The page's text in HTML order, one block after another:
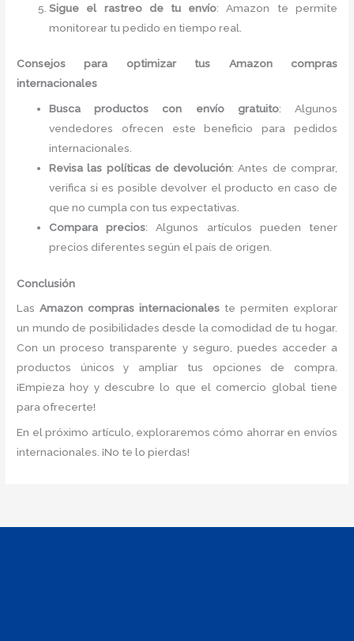
Sigue el rastreo de tu envío: Amazon te permite
monitorear tu pedido en tiempo real.
Consejos para optimizar tus Amazon compras
internacionales
Busca productos con envío gratuito: Algunos
vendedores ofrecen este beneficio para pedidos
internacionales.
Revisa las políticas de devolución: Antes de comprar,
verifica si es posible devolver el producto en caso de
que no cumpla con tus expectativas.
Compara precios: Algunos artículos pueden tener
precios diferentes según el país de origen.
Conclusión
LasAmazon compras internacionales te permiten explorar
un mundo de posibilidades desde la comodidad de tu hogar.
Con un proceso transparente y seguro, puedes acceder a
productos únicos y ampliar tus opciones de compra.
¡Empieza hoy y descubre lo que el comercio global tiene
para ofrecerte!
En el próximo artículo, exploraremos cómo ahorrar en envíos
internacionales. ¡No te lo pierdas!